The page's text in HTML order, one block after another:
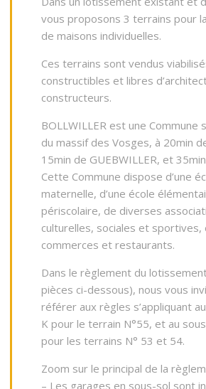
vous proposons 3 terrains pour
de maisons individuelles.
Ces terrains sont vendus
constructibles et libres
constructeurs.
BOLLWILLER est une Commune
du massif des Vosges, à 20min
15min de GUEBWILLER, et
Cette Commune dispose d’une
maternelle, d’une école
périscolaire, de diverses
culturelles, sociales et sportives,
commerces et restaurants.
Dans le règlement du
pièces ci-dessous), nous vous
référer aux règles s’appliquant
K pour le terrain N°55, et au
pour les terrains N° 53 et 54.
Zoom sur le principal de la
– Les garages en sous-sol sont